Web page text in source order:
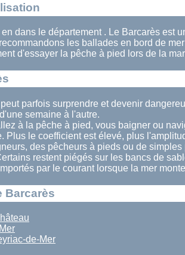
dans le département . Le Barcarès est
les ballades en bord de
d'essayer la pêche à pied lors de la
parfois surprendre et devenir
semaine à l'autre.
à la pêche à pied, vous baigner ou
Plus le coefficient est élevé, plus
des pêcheurs à pieds ou de
restent piégés sur les bancs de
par le courant lorsque la mer
Barcarès
de-Mer